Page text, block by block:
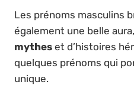
Les prénoms masculins
également une belle
mythes et d’histoires
quelques prénoms qui
unique.